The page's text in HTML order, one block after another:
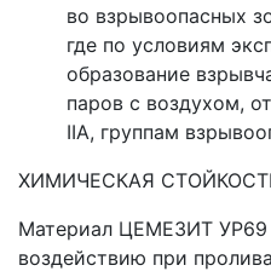
во взрывоопасных
где по условиям
образование
паров с воздухом,
IIА, группам
ХИМИЧЕСКАЯ
Материал ЦЕМЕЗИТ УР69
воздействию при